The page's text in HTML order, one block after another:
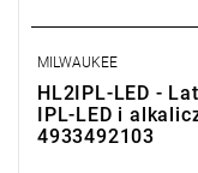
MILWAUKEE
HL2IPL-LED -
IPL-LED i
4933492103